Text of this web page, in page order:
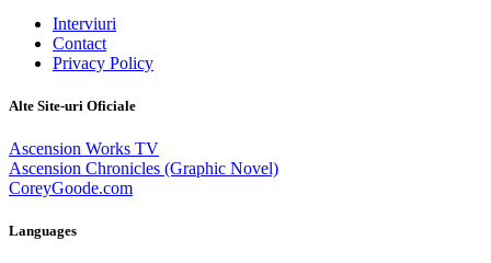
Interviuri
Contact
Privacy Policy
Alte Site-uri Oficiale
Ascension Works TV
Ascension Chronicles (Graphic Novel)
CoreyGoode.com
Languages